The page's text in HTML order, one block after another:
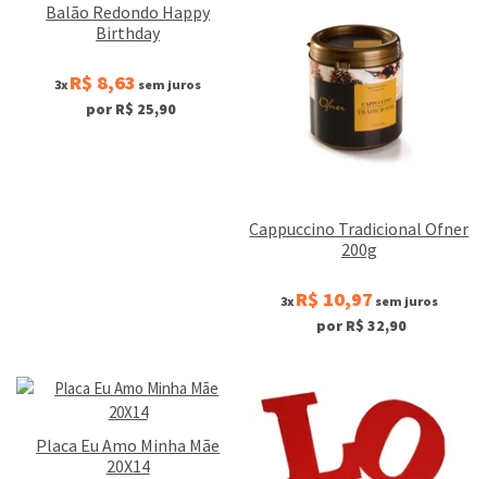
Balão Redondo Happy
Birthday
3x R$ 8,63 sem juros
por R$ 25,90
Cappuccino Tradicional Ofner
200g
3x R$ 10,97 sem juros
por R$ 32,90
Placa Eu Amo Minha Mãe
20X14